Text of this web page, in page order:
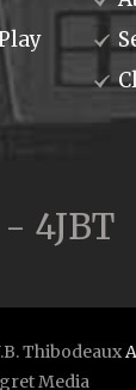
4JBT
Thibodeaux
Media